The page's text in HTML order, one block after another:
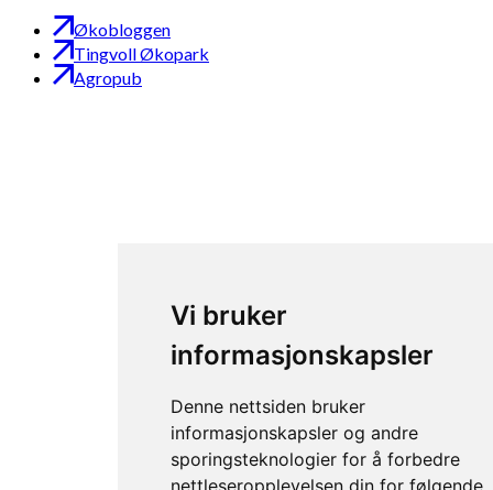
Vi bruker
informasjonskapsler
Denne nettsiden bruker
informasjonskapsler og andre
sporingsteknologier for å forbedre
nettleseropplevelsen din for følgende
Økobloggen
Tingvoll Økopark
Agropub